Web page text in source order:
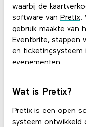
waarbij de
software van Pretix.
gebruik maakte van
Eventbrite, stappen
en ticketingsysteem
evenementen.
Wat is Pretix?
Pretix is een open
systeem ontwikkeld